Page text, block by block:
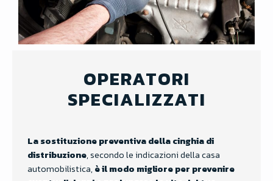
OPERATORI
SPECIALIZZATI
La sostituzione preventiva della cinghia di
distribuzione, secondo le indicazioni della casa
automobilistica,è il modo migliore per prevenire